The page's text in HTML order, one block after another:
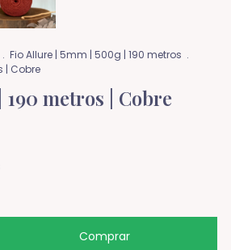
. Fio Allure | 5mm | 500g | 190 metros .
| Cobre
metros | Cobre